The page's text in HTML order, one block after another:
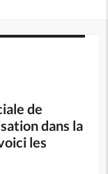
de
dans la
les